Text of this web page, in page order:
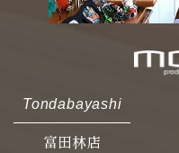
Tondabayashi
富田林店